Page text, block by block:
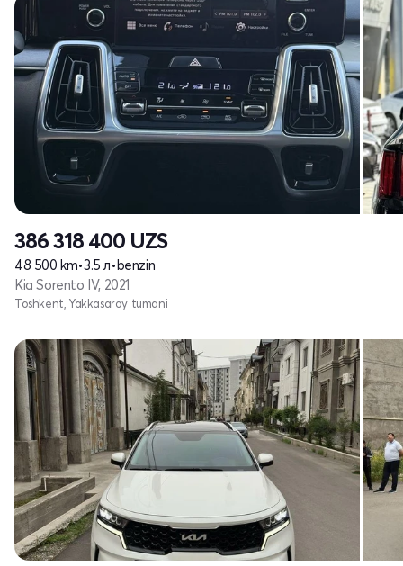
386 318 400 UZS
48 500 km•3.5 л• benzin
Kia Sorento IV, 2021
Toshkent, Yakkasaroy tumani